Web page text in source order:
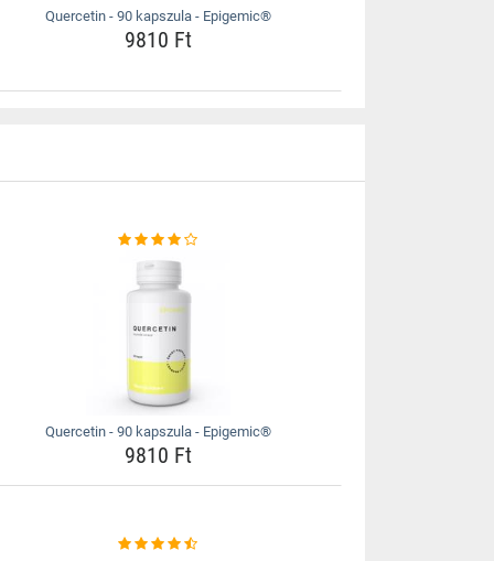
Quercetin - 90 kapszula - Epigemic®
9810 Ft
Quercetin - 90 kapszula - Epigemic®
9810 Ft